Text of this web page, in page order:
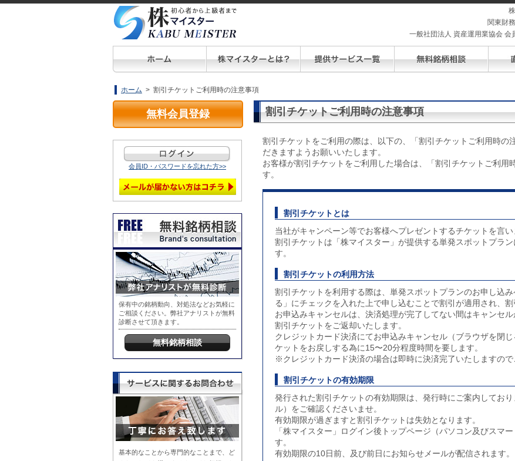
関東財
一般社団法人 資産運用業協会 会
ホーム > 割引チケットご利用時の注意事項
無料会員登録
会員ID・パスワードを忘れた方>>
保有中の銘柄動向、対処法などお気軽に
ご相談ください。弊社アナリストが無料
診断させて頂きます。
無料銘柄相談
基本的なことから専門的なことまで、ど
割引チケットご利用時の注意事項
割引チケットをご利用の際は、以下の、「割引チケットご利用時の
だきますようお願いいたします。
お客様が割引チケットをご利用した場合は、「割引チケットご利用
す。
割引チケットとは
当社がキャンペーン等でお客様へプレゼントするチケットを言い
割引チケットは「株マイスター」が提供する単発スポットプラ
す。
割引チケットの利用方法
割引チケットを利用する際は、単発スポットプランのお申し込
る」にチェックを入れた上で申し込むことで割引が適用され、割
お申込みキャンセルは、決済処理が完了してない間はキャンセ
割引チケットをご返却いたします。
クレジットカード決済にてお申込みキャンセル（ブラウザを閉
ケットをお戻しする為に15〜20分程度時間を要します。
※クレジットカード決済の場合は即時に決済完了いたしますので
割引チケットの有効期限
発行された割引チケットの有効期限は、発行時にご案内してお
ル）をご確認くださいませ。
有効期限が過ぎますと割引チケットは失効となります。
「株マイスター」ログイン後トップページ（パソコン及びスマ
す。
有効期限の10日前、及び前日にお知らせメールが配信されます。